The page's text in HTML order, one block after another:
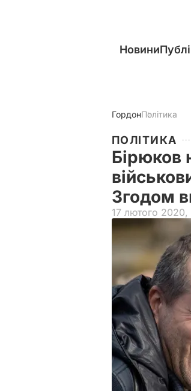
Новини
ГордонПолітика
ПОЛІТИКА
Бірюков
Згодом
17 лютого 2020,